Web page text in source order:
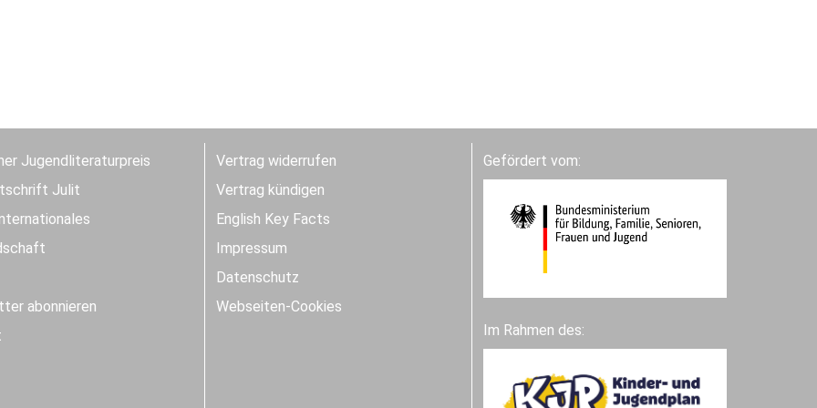
Jugendliteraturpreis
Julit
abonnieren
Vertrag widerrufen
Vertrag kündigen
English Key Facts
Impressum
Datenschutz
Webseiten-Cookies
Gefördert vom:
Im Rahmen des: